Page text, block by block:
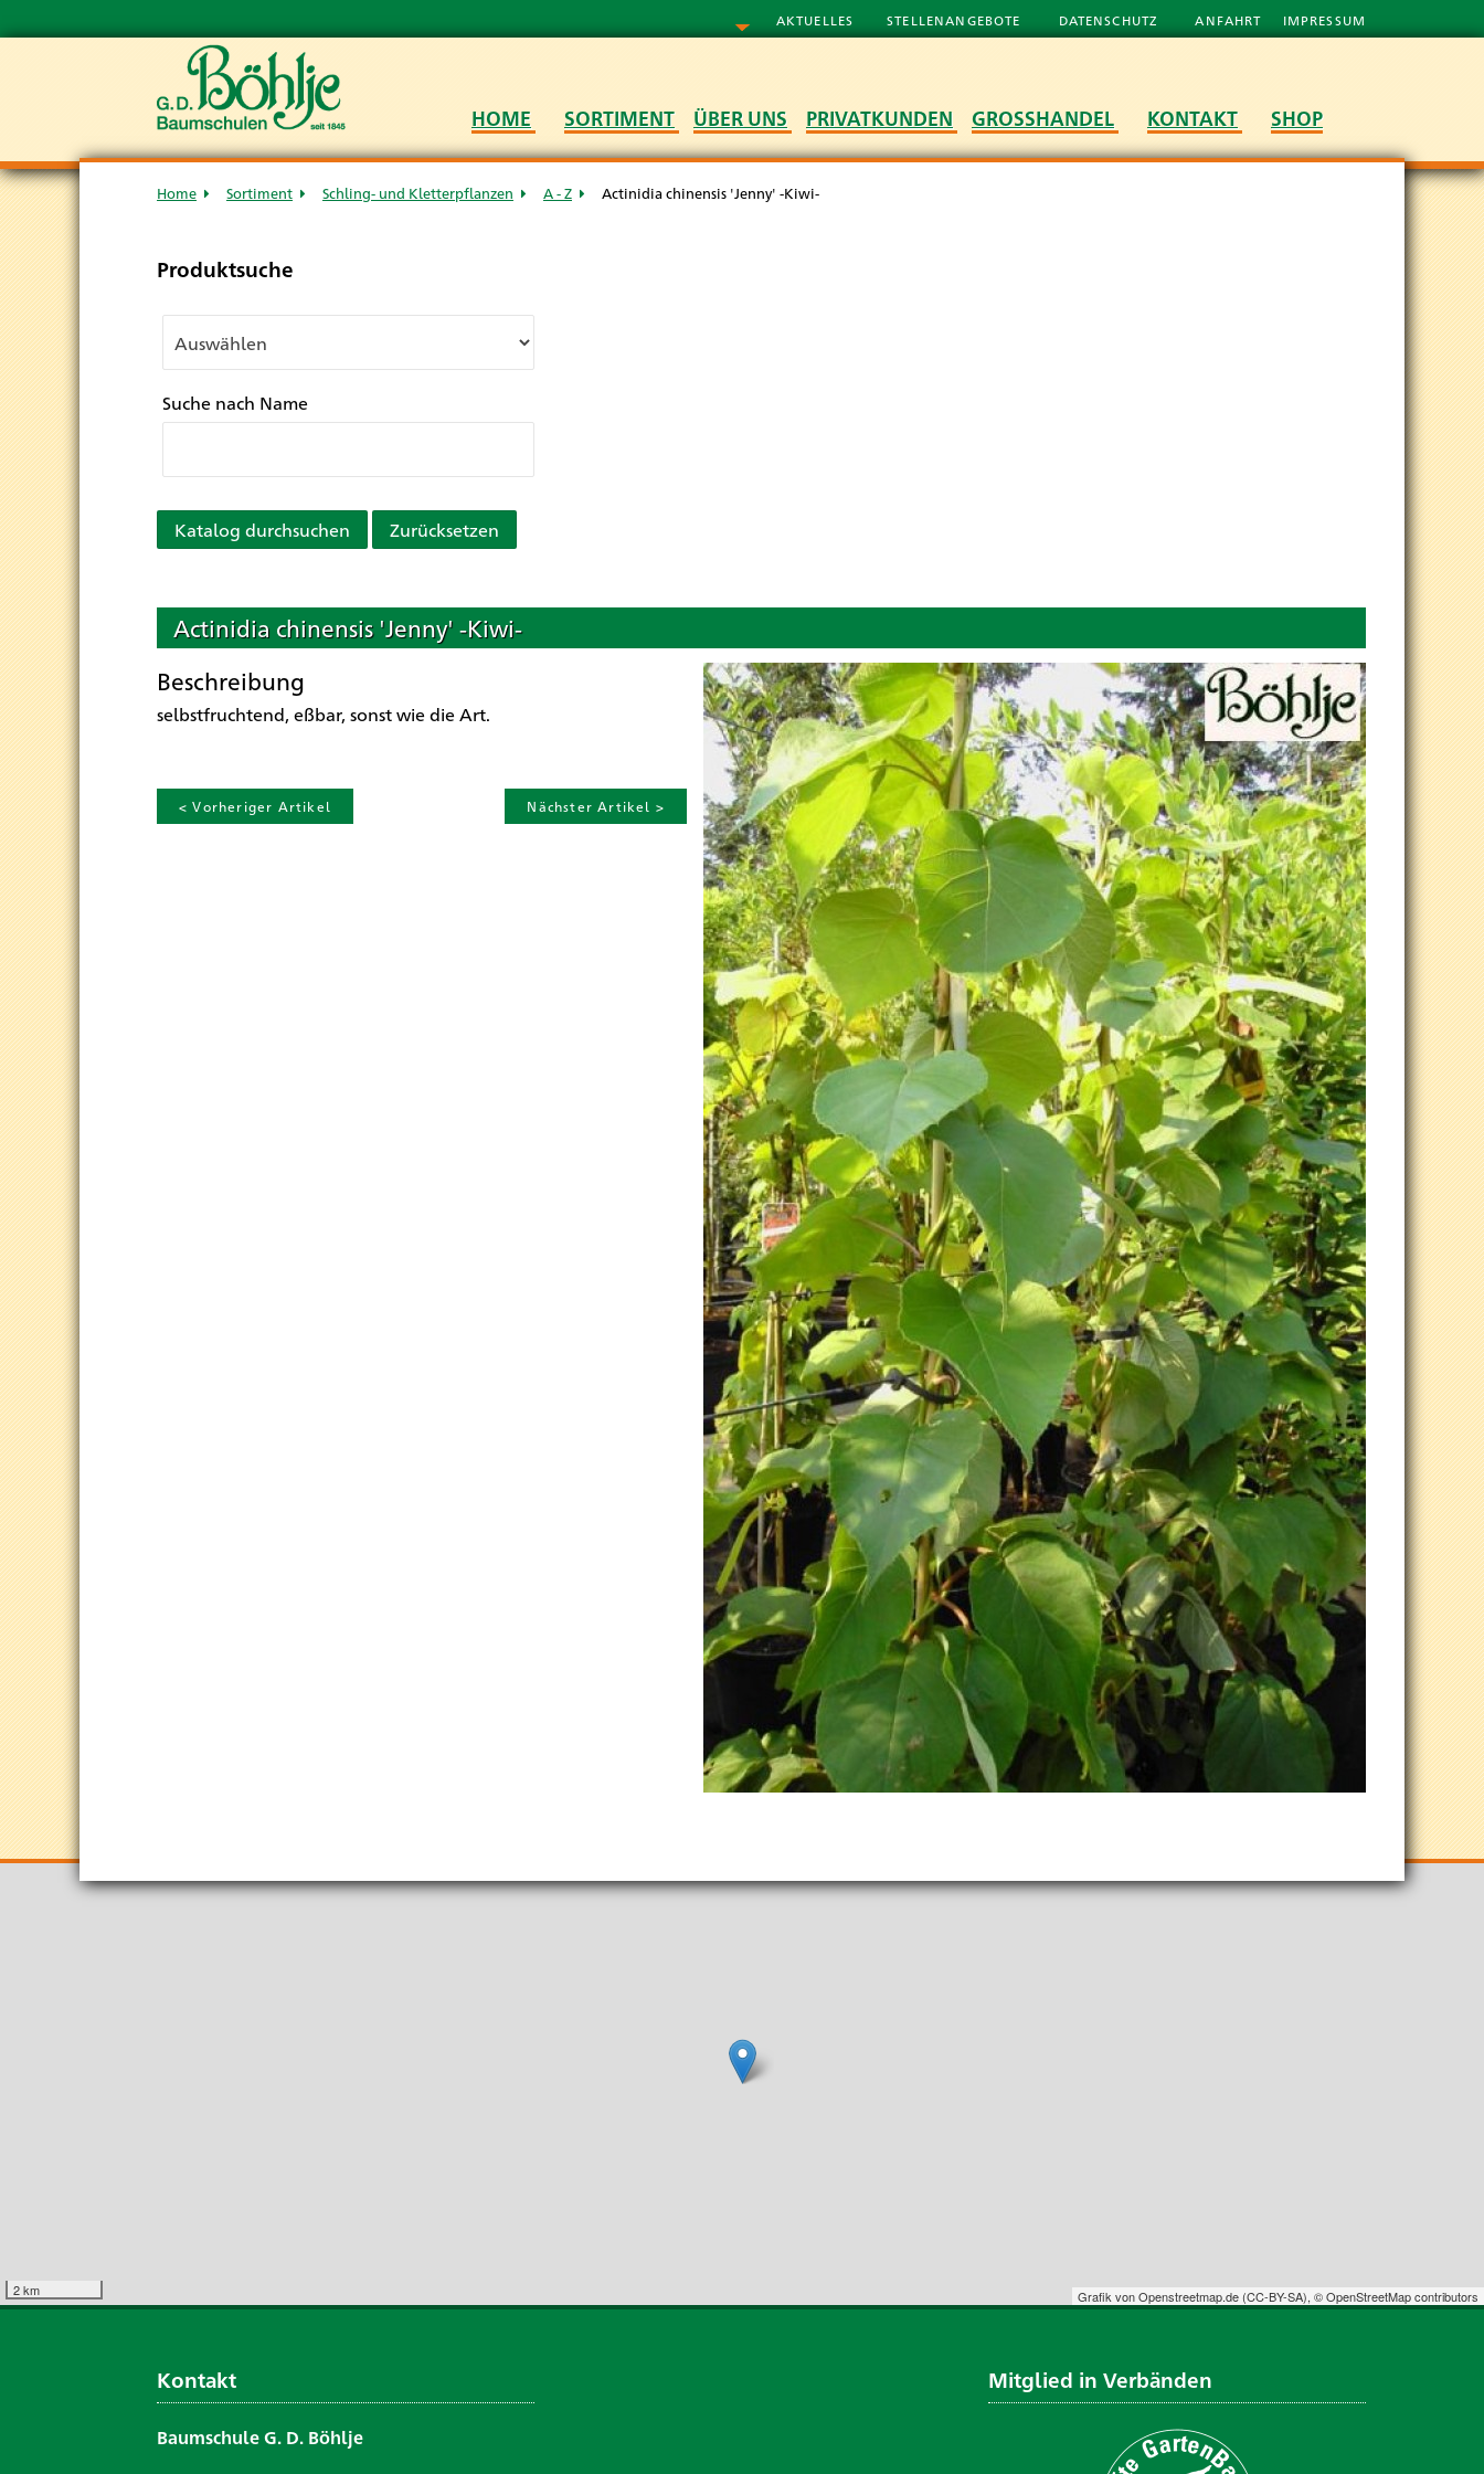
AKTUELLES STELLENANGEBOTE DATENSCHUTZ ANFAHRT IMPRESSUM
HOME SORTIMENT ÜBER UNS PRIVATKUNDEN GROSSHANDEL KONTAKT SHOP
Home Sortiment Schling- und Kletterpflanzen A - Z Actinidia chinensis 'Jenny' -Kiwi-
Produktsuche
Suche nach Name
Katalog durchsuchen Zurücksetzen
Actinidia chinensis 'Jenny' -Kiwi-
Beschreibung
selbstfruchtend, eßbar, sonst wie die Art.
< Vorheriger Artikel Nächster Artikel >
2 km Grafik vonOpenstreetmap.de (CC-BY-SA), © OpenStreetMap contributors
Kontakt
Baumschule G. D. Böhlje
Mitglied in Verbänden